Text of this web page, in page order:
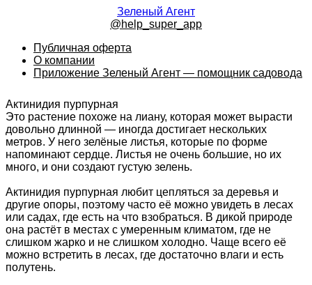
Зеленый Агент
@help_super_app
Публичная оферта
О компании
Приложение Зеленый Агент — помощник садовода
Актинидия пурпурная
Это растение похоже на лиану, которая может вырасти
довольно длинной — иногда достигает нескольких
метров. У него зелёные листья, которые по форме
напоминают сердце. Листья не очень большие, но их
много, и они создают густую зелень.
Актинидия пурпурная любит цепляться за деревья и
другие опоры, поэтому часто её можно увидеть в лесах
или садах, где есть на что взобраться. В дикой природе
она растёт в местах с умеренным климатом, где не
слишком жарко и не слишком холодно. Чаще всего её
можно встретить в лесах, где достаточно влаги и есть
полутень.